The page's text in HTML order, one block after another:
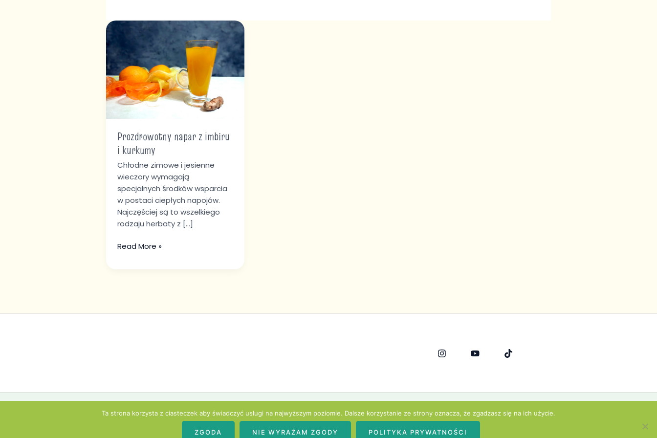
Prozdrowotny napar z imbiru
i kurkumy
Chłodne zimowe i jesienne
wieczory wymagają
specjalnych środków wsparcia
w postaci ciepłych napojów.
Najczęściej są to wszelkiego
rodzaju herbaty z […]
Prozdrowotny
z
imbiru
i
kurkumy
Read More »
Copyright © 2026 niedosyt smaku | Powered by niedosyt smaku
Polityka prywatności
Ta strona korzysta z ciasteczek aby świadczyć usługi na najwyższym poziomie. Dalsze korzystanie ze strony oznacza, że zgadzasz się na ich użycie.
ZGODA NIE WYRAŻAM ZGODY POLITYKA PRYWATNOŚCI